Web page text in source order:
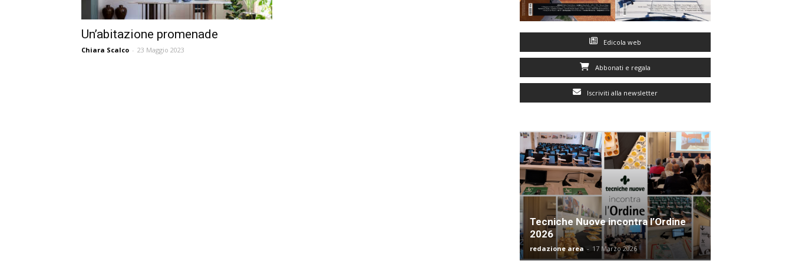
Un’abitazione promenade
Chiara Scalco - 23 Maggio 2023
Edicola web
Abbonati e regala
Iscriviti alla newsletter
Tecniche Nuove incontra l’Ordine
2026
redazione area - 17 Marzo 2026